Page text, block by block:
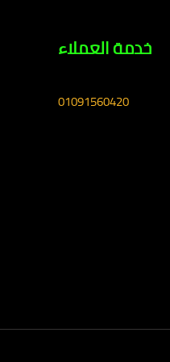
خدمة العملاء
01091560420